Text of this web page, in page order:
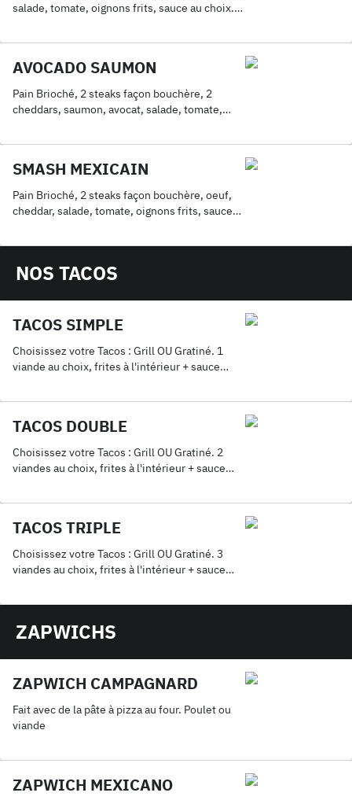
salade, tomate, oignons frits, sauce au choix.
AVOCADO SAUMON
Pain Brioché, 2 steaks façon bouchère, 2
cheddars, saumon, avocat, salade, tomate,
SMASH MEXICAIN
Pain Brioché, 2 steaks façon bouchère, oeuf,
cheddar, salade, tomate, oignons frits, sauce
NOS TACOS
TACOS SIMPLE
Choisissez votre Tacos : Grill OU Gratiné. 1
viande au choix, frites à l'intérieur + sauce
TACOS DOUBLE
Choisissez votre Tacos : Grill OU Gratiné. 2
viandes au choix, frites à l'intérieur + sauce
TACOS TRIPLE
Choisissez votre Tacos : Grill OU Gratiné. 3
viandes au choix, frites à l'intérieur + sauce
ZAPWICHS
ZAPWICH CAMPAGNARD
Fait avec de la pâte à pizza au four. Poulet ou
viande
ZAPWICH MEXICANO